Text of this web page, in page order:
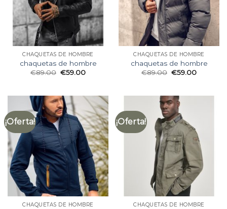
CHAQUETAS DE HOMBRE
chaquetas de hombre
€89.00 €59.00
CHAQUETAS DE HOMBRE
chaquetas de hombre
€89.00 €59.00
¡Oferta!
CHAQUETAS DE HOMBRE
¡Oferta!
CHAQUETAS DE HOMBRE